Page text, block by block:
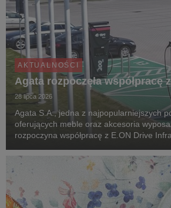
AKTUALNOŚCI
Agata rozpoczęła współpracę
28 lipca 2026
Agata S.A., jedna z najpopularniejszych
oferujących meble oraz akcesoria
rozpoczyna współpracę z E.ON Drive
pojazdów elektrycznych. Jeszcze w tym